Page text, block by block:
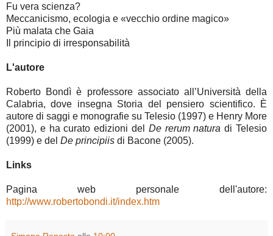
Fu vera scienza?
Meccanicismo, ecologia e «vecchio ordine magico»
Più malata che Gaia
Il principio di irresponsabilità
L'autore
Roberto Bondì è professore associato all’Università della
Calabria, dove insegna Storia del pensiero scientifico. È
autore di saggi e monografie su Telesio (1997) e Henry More
(2001), e ha curato edizioni del De rerum natura di Telesio
(1999) e del De principiis di Bacone (2005).
Links
Pagina web personale dell'autore:
http://www.robertobondi.it/index.htm